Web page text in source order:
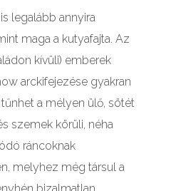
legalább annyira
maga a kutyafajta. Az
kívüli) emberek
arckifejezése gyakran
a mélyen ülő, sötét
szemek körüli, néha
ráncoknak
melyhez még társul a